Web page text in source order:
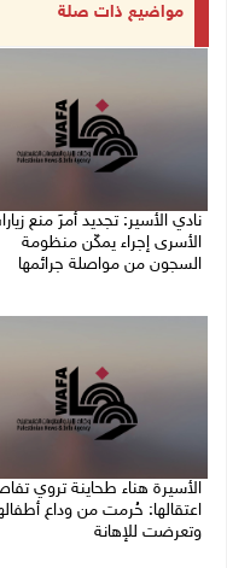
مواضيع ذات صلة
نادي الأسير: تجديد أمرَ منع
الأسرى إجراء يمكّن منظومة
السجون من مواصلة جرائمها
الأسيرة هناء طحاينة تروي
اعتقالها: حُرمت من وداع
وتعرضت للإهانة